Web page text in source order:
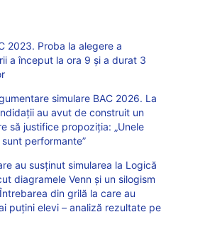
2023. Proba la alegere a
a început la ora 9 și a durat 3
simulare BAC 2026. La
au avut de construit un
să justifice propoziția: „Unele
performante”
au susținut simularea la Logică
diagramele Venn și un silogism
din grilă la care au
puțini elevi – analiză rezultate pe